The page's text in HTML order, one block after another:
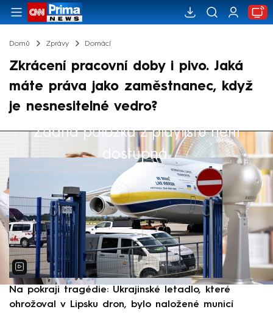
Domů Zprávy Domácí
Zkrácení pracovní doby i pivo. Jaká
máte práva jako zaměstnanec, když
je nesnesitelné vedro?
Žádná položka z playlistu není
dostupná.
Výběr redakce
Na pokraji tragédie: Ukrajinské letadlo, které
ohrožoval v Lipsku dron, bylo naložené municí